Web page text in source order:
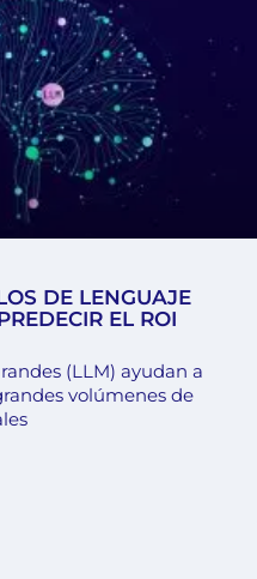
DE LENGUAJE
EL ROI
(LLM) ayudan a
volúmenes de